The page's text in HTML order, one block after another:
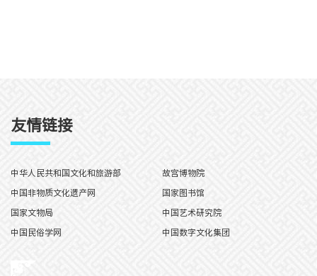
友情链接
中华人民共和国文化和旅游部 故宫博物院
中国非物质文化遗产网 国家图书馆
国家文物局 中国艺术研究院
中国民俗学网 中国数字文化集团